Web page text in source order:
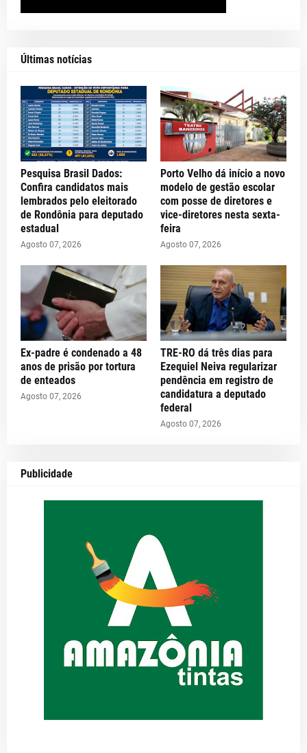
Últimas notícias
Pesquisa Brasil Dados:
Confira candidatos mais
lembrados pelo eleitorado
de Rondônia para deputado
estadual
Agosto 07, 2026
Porto Velho dá início a novo
modelo de gestão escolar
com posse de diretores e
vice-diretores nesta sexta-
feira
Agosto 07, 2026
Ex-padre é condenado a 48
anos de prisão por tortura
de enteados
Agosto 07, 2026
TRE-RO dá três dias para
Ezequiel Neiva regularizar
pendência em registro de
candidatura a deputado
federal
Agosto 07, 2026
Publicidade